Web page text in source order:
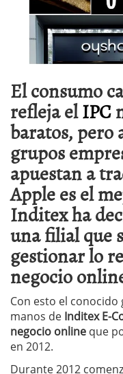
El consumo
refleja elIPC
baratos, pero
grupos
apuestan a
Apple es el
Inditex ha
una filial que
gestionar lo
negocio
Con esto el
manos de Inditex E-
negocio online que
en 2012.
Durante 2012